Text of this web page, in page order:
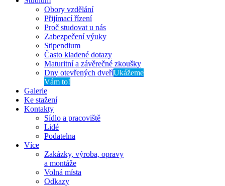
Obory vzdělání
Přijímací řízení
Proč studovat u nás
Zabezpečení výuky
Stipendium
Často kladené dotazy
Maturitní a závěrečné zkoušky
Dny otevřených dveříUkážeme
Vám to!
Galerie
Ke stažení
Kontakty
Sídlo a pracoviště
Lidé
Podatelna
Více
Zakázky, výroba, opravy
a montáže
Volná místa
Odkazy